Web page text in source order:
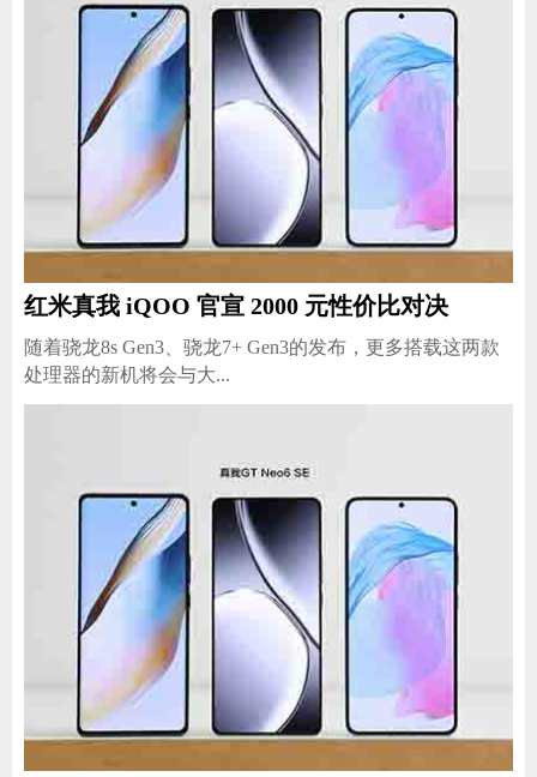
红米真我 iQOO 官宣 2000 元性价比对决
随着骁龙8s Gen3、骁龙7+ Gen3的发布，更多搭载这两款
处理器的新机将会与大...